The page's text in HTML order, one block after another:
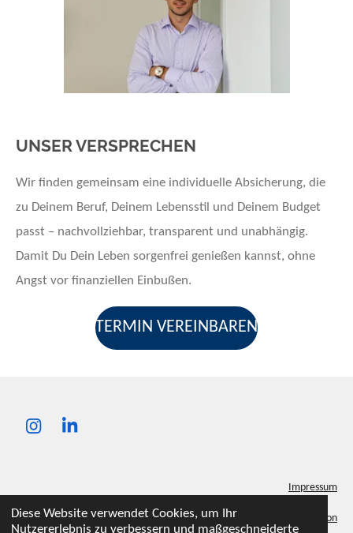
Diese Website verwendet Cookies, um Ihr
Nutzererlebnis zu verbessern und maßgeschneiderte
UNSER VERSPRECHEN
Wir finden gemeinsam eine individuelle Absicherung, die
zu Deinem Beruf, Deinem Lebensstil und Deinem Budget
passt – nachvollziehbar, transparent und unabhängig.
Damit Du Dein Leben sorgenfrei genießen kannst, ohne
Angst vor finanziellen Einbußen.
TERMIN VEREINBAREN
I
a
g
r
L
e
d
I
Impressum
Erstinformation